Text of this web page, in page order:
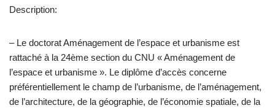
Description:
– Le doctorat Aménagement de l’espace et urbanisme est
rattaché à la 24ème section du CNU « Aménagement de
l’espace et urbanisme ». Le diplôme d’accès concerne
préférentiellement le champ de l’urbanisme, de l’aménagement,
de l’architecture, de la géographie, de l’économie spatiale, de la